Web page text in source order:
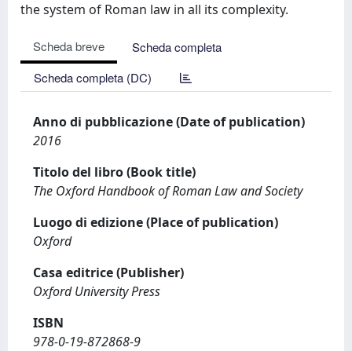
the system of Roman law in all its complexity.
Scheda breve
Scheda completa
Scheda completa (DC)
Anno di pubblicazione (Date of publication)
2016
Titolo del libro (Book title)
The Oxford Handbook of Roman Law and Society
Luogo di edizione (Place of publication)
Oxford
Casa editrice (Publisher)
Oxford University Press
ISBN
978-0-19-872868-9